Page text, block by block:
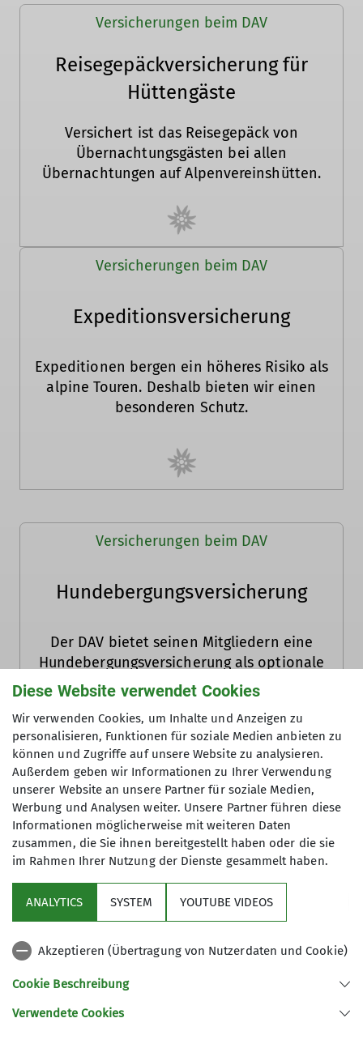
Versicherungen beim DAV
Reisegepäckversicherung für
Hüttengäste
Versichert ist das Reisegepäck von
Übernachtungsgästen bei allen
Übernachtungen auf Alpenvereinshütten.
Versicherungen beim DAV
Expeditions­versicherung
Expeditionen bergen ein höheres Risiko als
alpine Touren. Deshalb bieten wir einen
besonderen Schutz.
Versicherungen beim DAV
Hundebergungsversicherung
Der DAV bietet seinen Mitgliedern eine
Hundebergungsversicherung als optionale
Zusatzversicherung an.
Aktuelles
Aus der DAV Welt
Sektion Aschaffenburg des Deutschen Alpenvereins e.V.
Diese Website verwendet Cookies
Wir verwenden Cookies, um Inhalte und Anzeigen zu
personalisieren, Funktionen für soziale Medien anbieten zu
können und Zugriffe auf unsere Website zu analysieren.
Außerdem geben wir Informationen zu Ihrer Verwendung
unserer Website an unsere Partner für soziale Medien,
Werbung und Analysen weiter. Unsere Partner führen diese
Informationen möglicherweise mit weiteren Daten
zusammen, die Sie ihnen bereitgestellt haben oder die sie
im Rahmen Ihrer Nutzung der Dienste gesammelt haben.
ANALYTICS SYSTEM YOUTUBE VIDEOS
Akzeptieren (Übertragung von Nutzerdaten und Cookie)
Cookie Beschreibung
Verwendete Cookies